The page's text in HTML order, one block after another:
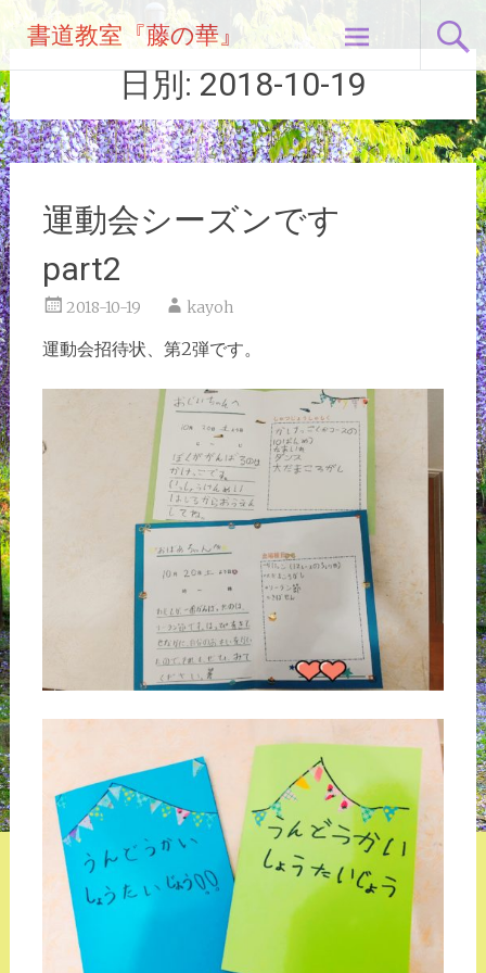
テ
ン
ツ
へ
ス
キ
ッ
プ
書道教室『藤の華』
日別: 2018-10-19
運動会シーズンです
part2
2018-10-19 kayoh
運動会招待状、第2弾です。